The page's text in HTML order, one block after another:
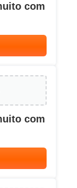
com
com